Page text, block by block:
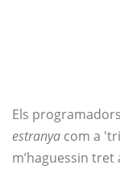
Els
estranya com a
m’haguessin